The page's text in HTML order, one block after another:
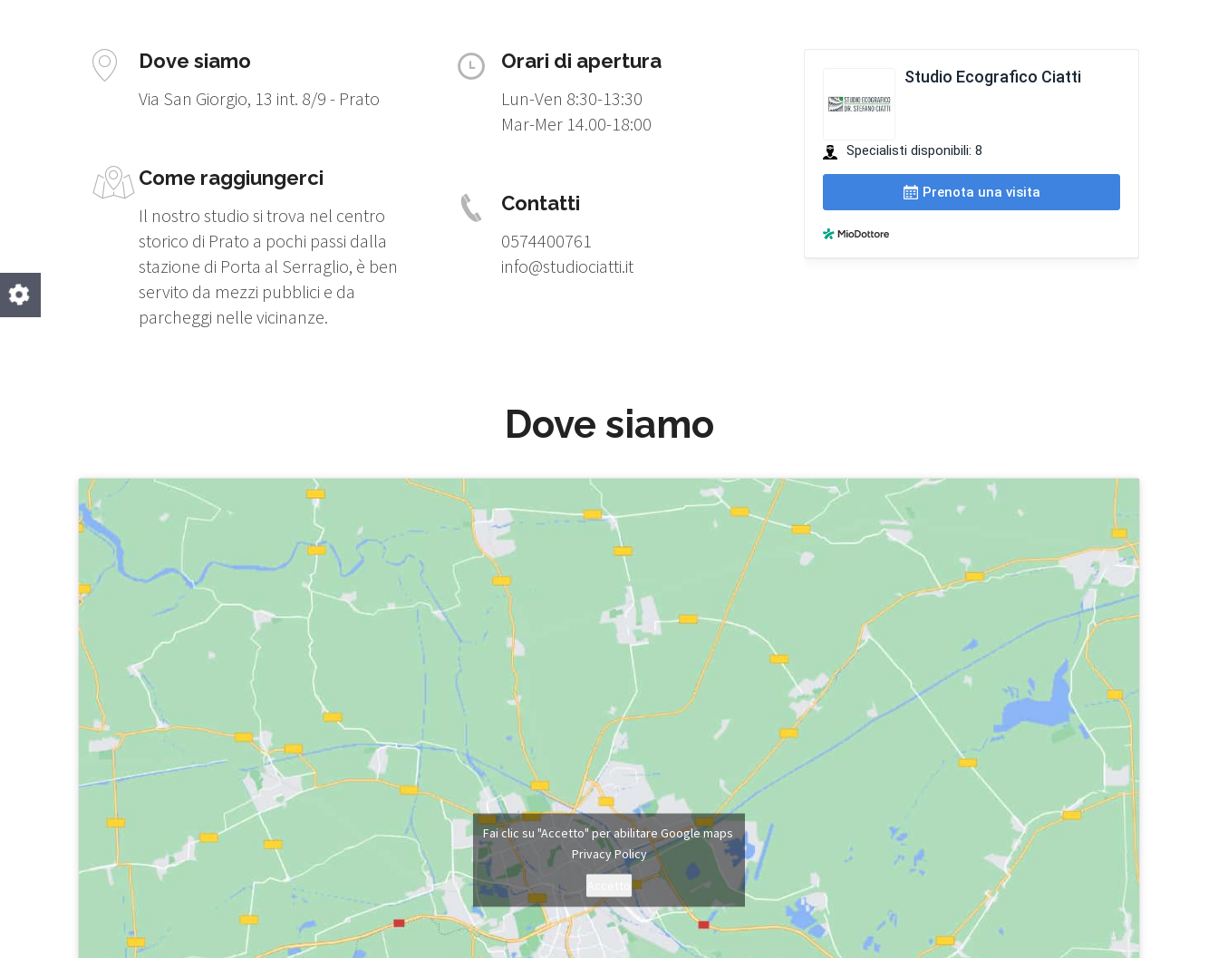
Dove siamo
Via San Giorgio, 13 int. 8/9 - Prato
Come raggiungerci
Il nostro studio si trova nel centro
storico di Prato a pochi passi dalla
stazione di Porta al Serraglio, è ben
servito da mezzi pubblici e da
parcheggi nelle vicinanze.
Orari di apertura
Lun-Ven 8:30-13:30
Mar-Mer 14.00-18:00
Contatti
0574400761
info@studiociatti.it
Dove siamo
Fai clic su "Accetto" per abilitare Google maps
Privacy Policy